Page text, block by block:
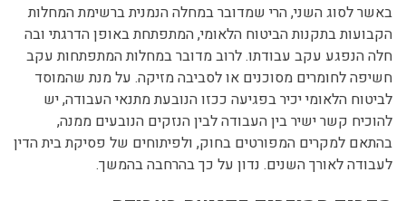
באשר לסוג השני, הרי שמדובר במחלה הנמנית ברשימת המחלות
הקבועות בתקנות הביטוח הלאומי, המתפתחת באופן הדרגתי ובה
חלה הנפגע עקב עבודתו. לרוב מדובר במחלות המתפתחות עקב
חשיפה לחומרים מסוכנים או לסביבה מזיקה. על מנת שהמוסד
לביטוח הלאומי יכיר בפגיעה ככזו הנובעת מתנאי העבודה, יש
להוכיח קשר ישיר בין העבודה לבין הנזקים הנובעים ממנה,
בהתאם למקרים המפורטים בחוק, ולפיתוחים של פסיקת בית הדין
לעבודה לאורך השנים. נדון על כך בהרחבה בהמשך.